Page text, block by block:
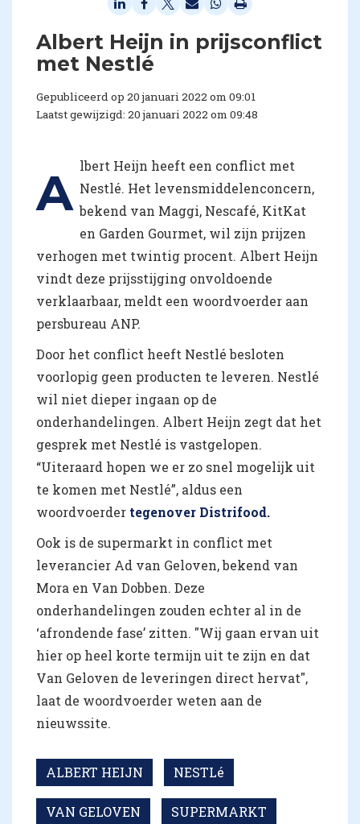
Albert Heijn in prijsconflict
met Nestlé
Gepubliceerd op 20 januari 2022 om 09:01
Laatst gewijzigd: 20 januari 2022 om 09:48
A lbert Heijn heeft een conflict met
Nestlé. Het levensmiddelenconcern,
bekend van Maggi, Nescafé, KitKat
en Garden Gourmet, wil zijn prijzen
verhogen met twintig procent. Albert Heijn
vindt deze prijsstijging onvoldoende
verklaarbaar, meldt een woordvoerder aan
persbureau ANP.
Door het conflict heeft Nestlé besloten
voorlopig geen producten te leveren. Nestlé
wil niet dieper ingaan op de
onderhandelingen. Albert Heijn zegt dat het
gesprek met Nestlé is vastgelopen.
“Uiteraard hopen we er zo snel mogelijk uit
te komen met Nestlé”, aldus een
woordvoerder tegenover Distrifood.
Ook is de supermarkt in conflict met
leverancier Ad van Geloven, bekend van
Mora en Van Dobben. Deze
onderhandelingen zouden echter al in de
‘afrondende fase’ zitten. "Wij gaan ervan uit
hier op heel korte termijn uit te zijn en dat
Van Geloven de leveringen direct hervat",
laat de woordvoerder weten aan de
nieuwssite.
ALBERT HEIJN NESTLé
VAN GELOVEN SUPERMARKT